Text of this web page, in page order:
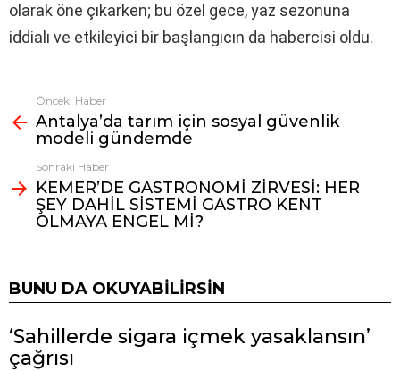
olarak öne çıkarken; bu özel gece, yaz sezonuna
iddialı ve etkileyici bir başlangıcın da habercisi oldu.
Fazlasına
bak
Önceki Haber
Antalya’da tarım için sosyal güvenlik
modeli gündemde
Sonraki Haber
KEMER’DE GASTRONOMİ ZİRVESİ: HER
ŞEY DAHİL SİSTEMİ GASTRO KENT
OLMAYA ENGEL Mİ?
BUNU DA OKUYABILIRSIN
‘Sahillerde sigara içmek yasaklansın’
çağrısı